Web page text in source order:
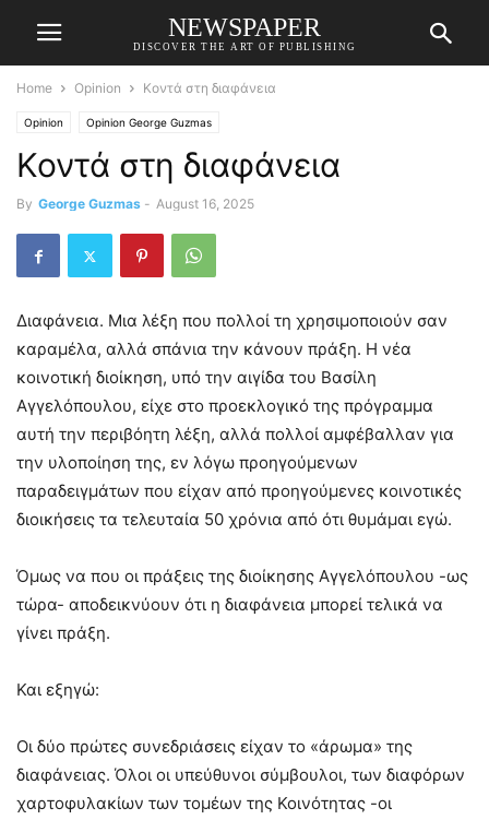
NEWSPAPER
DISCOVER THE ART OF PUBLISHING
Home Opinion Κοντά στη διαφάνεια
Opinion Opinion George Guzmas
Κοντά στη διαφάνεια
By George Guzmas - August 16, 2025
Διαφάνεια. Μια λέξη που πολλοί τη χρησιμοποιούν σαν
καραμέλα, αλλά σπάνια την κάνουν πράξη. Η νέα
κοινοτική διοίκηση, υπό την αιγίδα του Βασίλη
Αγγελόπουλου, είχε στο προεκλογικό της πρόγραμμα
αυτή την περιβόητη λέξη, αλλά πολλοί αμφέβαλλαν για
την υλοποίηση της, εν λόγω προηγούμενων
παραδειγμάτων που είχαν από προηγούμενες κοινοτικές
διοικήσεις τα τελευταία 50 χρόνια από ότι θυμάμαι εγώ.
Όμως να που οι πράξεις της διοίκησης Αγγελόπουλου -ως
τώρα- αποδεικνύουν ότι η διαφάνεια μπορεί τελικά να
γίνει πράξη.
Και εξηγώ:
Οι δύο πρώτες συνεδριάσεις είχαν το «άρωμα» της
διαφάνειας. Όλοι οι υπεύθυνοι σύμβουλοι, των διαφόρων
χαρτοφυλακίων των τομέων της Κοινότητας -οι